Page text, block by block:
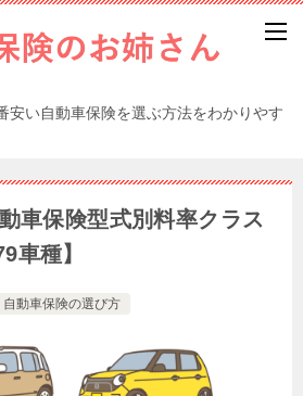
安い自動車保険を選ぶ方法をわかりやす
車保険型式別料率クラス
車種】
自動車保険の選び方